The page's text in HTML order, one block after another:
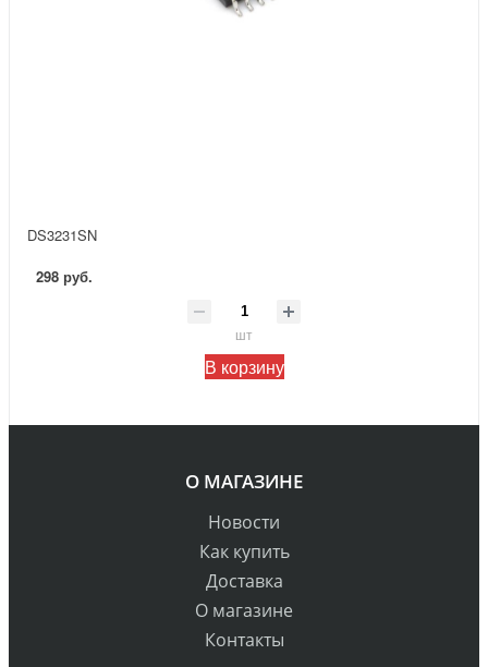
DS3231SN
298 руб.
шт
В корзину
О МАГАЗИНЕ
Новости
Как купить
Доставка
О магазине
Контакты